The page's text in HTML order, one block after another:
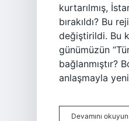
kurtarılmış,
bırakıldı? Bu
değiştirildi. Bu
günümüzün
bağlanmıştır?
anlaşmayla
Devamını okuyun